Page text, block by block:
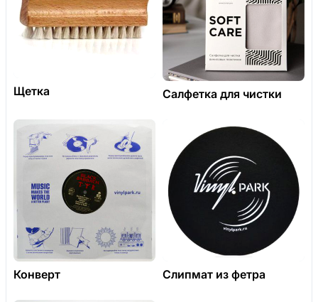
Щетка Салфетка для чистки
Конверт Слипмат из фетра